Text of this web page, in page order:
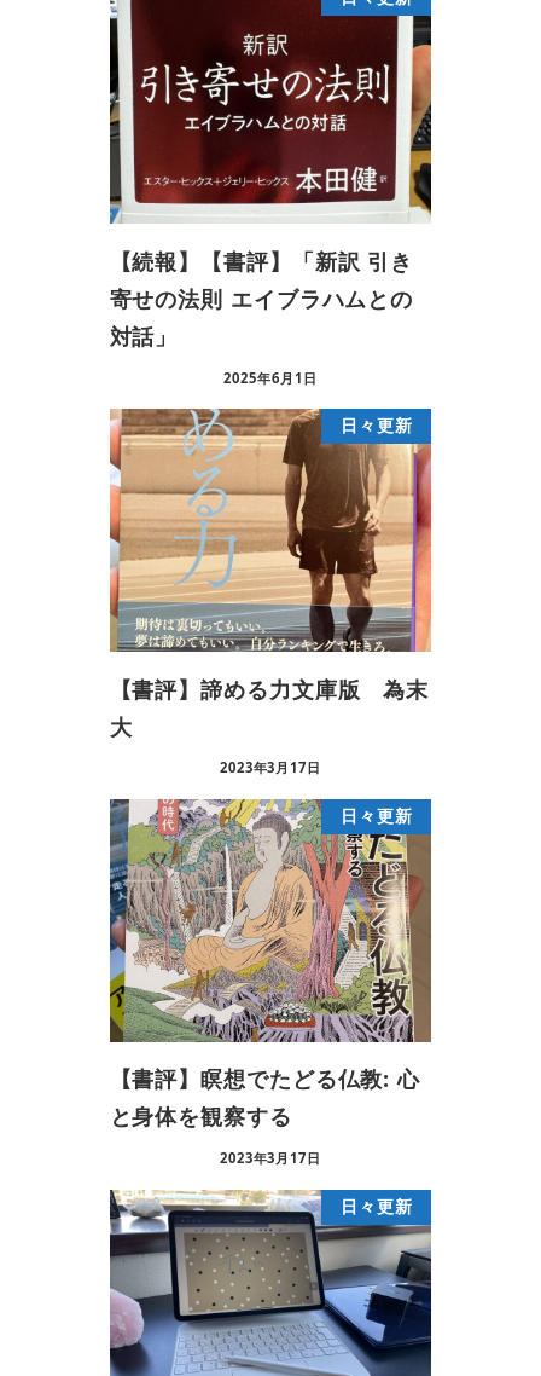
【続報】【書評】「新訳 引き
寄せの法則 エイブラハムとの
対話」
2025年6月1日
日々更新
【書評】諦める力文庫版 為末
大
2023年3月17日
日々更新
【書評】瞑想でたどる仏教: 心
と身体を観察する
2023年3月17日
日々更新